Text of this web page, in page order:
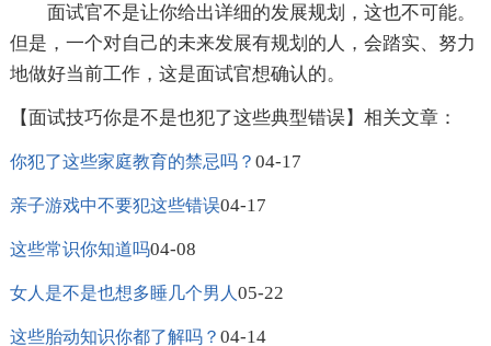
面试官不是让你给出详细的发展规划，这也不可能。
但是，一个对自己的未来发展有规划的人，会踏实、努力
地做好当前工作，这是面试官想确认的。
【面试技巧你是不是也犯了这些典型错误】相关文章：
你犯了这些家庭教育的禁忌吗？ 04-17
亲子游戏中不要犯这些错误04-17
这些常识你知道吗04-08
女人是不是也想多睡几个男人 05-22
这些胎动知识你都了解吗？ 04-14